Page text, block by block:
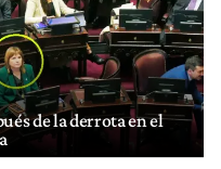
de la derrota en el